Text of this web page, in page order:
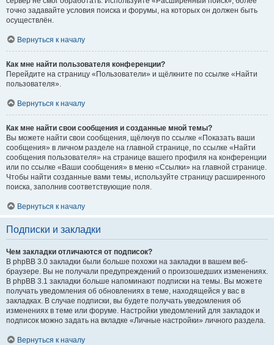
точно задавайте условия поиска и форумы, на которых он должен быть
осуществлён.
Вернуться к началу
Как мне найти пользователя конференции?
Перейдите на страницу «Пользователи» и щёлкните по ссылке «Найти
пользователя».
Вернуться к началу
Как мне найти свои сообщения и созданные мной темы?
Вы можете найти свои сообщения, щёлкнув по ссылке «Показать ваши
сообщения» в личном разделе на главной странице, по ссылке «Найти
сообщения пользователя» на странице вашего профиля на конференции
или по ссылке «Ваши сообщения» в меню «Ссылки» на главной странице.
Чтобы найти созданные вами темы, используйте страницу расширенного
поиска, заполнив соответствующие поля.
Вернуться к началу
Подписки и закладки
Чем закладки отличаются от подписок?
В phpBB 3.0 закладки были больше похожи на закладки в вашем веб-
браузере. Вы не получали предупреждений о произошедших изменениях.
В phpBB 3.1 закладки больше напоминают подписки на темы. Вы можете
получать уведомления об обновлениях в теме, находящейся у вас в
закладках. В случае подписки, вы будете получать уведомления об
изменениях в теме или форуме. Настройки уведомлений для закладок и
подписок можно задать на вкладке «Личные настройки» личного раздела.
Вернуться к началу